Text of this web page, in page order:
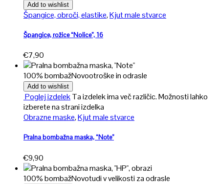
Add to wishlist
Špangice, obroči, elastike,Kjut male stvarce
Špangice, rožice “Nolice”, 16
€7,90
100% bombažNovootroške in odrasle
Add to wishlist
Poglej izdelekTa izdelek ima več različic. Možnosti lahko
izberete na strani izdelka
Obrazne maske,Kjut male stvarce
Pralna bombažna maska, “Note”
€9,90
100% bombažNovotudi v velikosti za odrasle